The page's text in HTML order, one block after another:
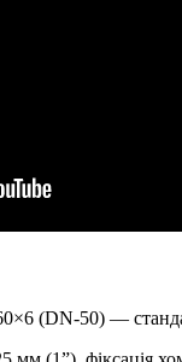
(DN-50) —